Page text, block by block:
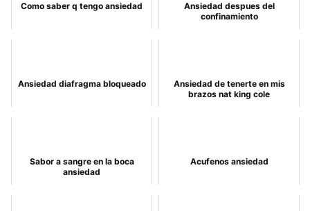
Como saber q tengo ansiedad
Ansiedad despues del
confinamiento
Ansiedad diafragma bloqueado
Ansiedad de tenerte en mis
brazos nat king cole
Sabor a sangre en la boca
ansiedad
Acufenos ansiedad